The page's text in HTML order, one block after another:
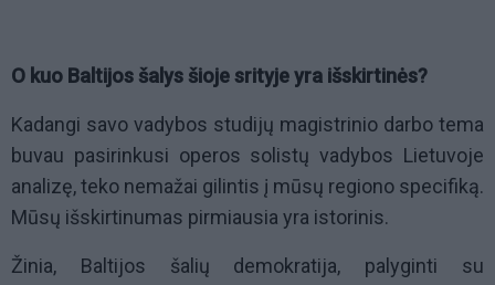
O kuo Baltijos šalys šioje srityje yra išskirtinės?
Kadangi savo vadybos studijų magistrinio darbo tema
buvau pasirinkusi operos solistų vadybos Lietuvoje
analizę, teko nemažai gilintis į mūsų regiono specifiką.
Mūsų išskirtinumas pirmiausia yra istorinis.
Žinia, Baltijos šalių demokratija, palyginti su